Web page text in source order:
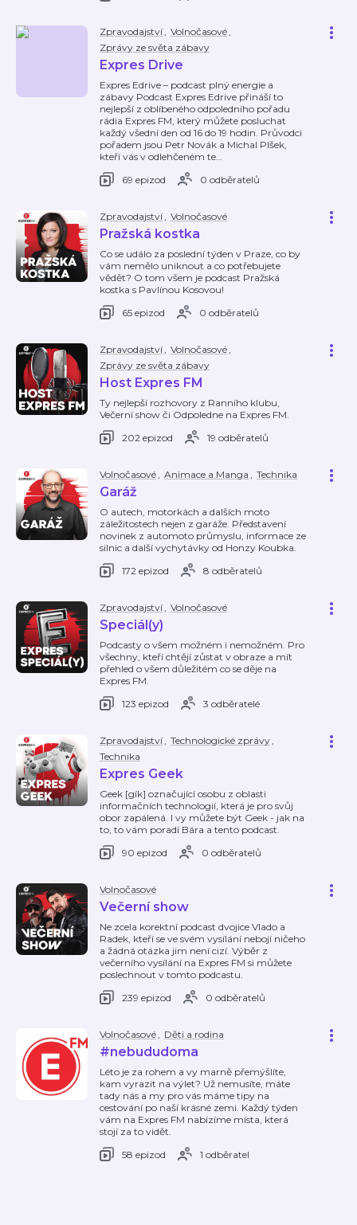
Zpravodajství, Volnočasové,
Zprávy ze světa zábavy
Expres Drive
Expres Edrive – podcast plný energie a
zábavy Podcast Expres Edrive přináší to
nejlepší z oblíbeného odpoledního pořadu
rádia Expres FM, který můžete posluchat
každý všední den od 16 do 19 hodin. Průvodci
pořadem jsou Petr Novák a Michal Plšek,
kteří vás v odlehčeném te…
69 epizod
0 odběratelů
Zpravodajství, Volnočasové
Pražská kostka
Co se událo za poslední týden v Praze, co by
vám nemělo uniknout a co potřebujete
vědět? O tom všem je podcast Pražská
kostka s Pavlínou Kosovou!
65 epizod
0 odběratelů
Zpravodajství, Volnočasové,
Zprávy ze světa zábavy
Host Expres FM
Ty nejlepší rozhovory z Ranního klubu,
Večerní show či Odpoledne na Expres FM.
202 epizod
19 odběratelů
Volnočasové, Animace a Manga , Technika
Garáž
O autech, motorkách a dalších moto
záležitostech nejen z garáže. Představení
novinek z automoto průmyslu, informace ze
silnic a další vychytávky od Honzy Koubka.
172 epizod
8 odběratelů
Zpravodajství, Volnočasové
Speciál(y)
Podcasty o všem možném i nemožném. Pro
všechny, kteří chtějí zůstat v obraze a mít
přehled o všem důležitém co se děje na
Expres FM.
123 epizod
3 odběratelé
Zpravodajství, Technologické zprávy,
Technika
Expres Geek
Geek [gík] označující osobu z oblasti
informačních technologií, která je pro svůj
obor zapálená. I vy můžete být Geek - jak na
to, to vám poradí Bára a tento podcast.
90 epizod
0 odběratelů
Volnočasové
Večerní show
Ne zcela korektní podcast dvojice Vlado a
Radek, kteří se ve svém vysílání nebojí ničeho
a žádná otázka jim není cizí. Výběr z
večerního vysílání na Expres FM si můžete
poslechnout v tomto podcastu.
239 epizod
0 odběratelů
Volnočasové, Děti a rodina
#nebududoma
Léto je za rohem a vy marně přemýšlíte,
kam vyrazit na výlet? Už nemusíte, máte
tady nás a my pro vás máme tipy na
cestování po naší krásné zemi. Každý týden
vám na Expres FM nabízíme místa, která
stojí za to vidět.
58 epizod
1 odběratel